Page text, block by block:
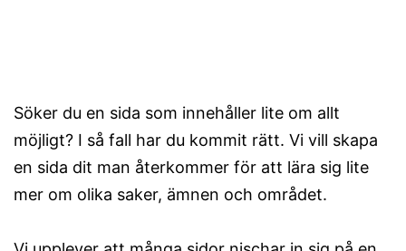
Söker du en sida som innehåller lite om allt
möjligt? I så fall har du kommit rätt. Vi vill skapa
en sida dit man återkommer för att lära sig lite
mer om olika saker, ämnen och området.